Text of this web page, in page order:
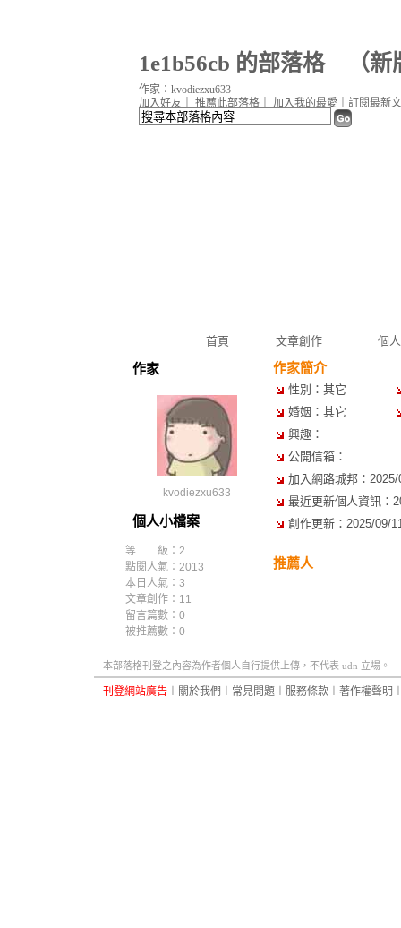
1e1b56cb 的部落格（新
首頁 文章創作 個
加入好友 推薦此部落格 加入我的最愛 訂閱最新
作家：kvodiezxu633
作家
kvodiezxu633
個人小檔案
等 級：2
點閱人氣：2013
本日人氣：3
文章創作：11
留言篇數：0
被推薦數： 0
作家簡介
性別：其它
婚姻：其它
興趣：
公開信箱：
加入網路城邦：
最近更新個人資訊：
創作更新：2025/09/
推薦人
本部落格刊登之內容為作者個人自行提供上傳，不代表 udn 立場。
刊登網站廣告 關於我們 常見問題 服務條款 著作權聲明